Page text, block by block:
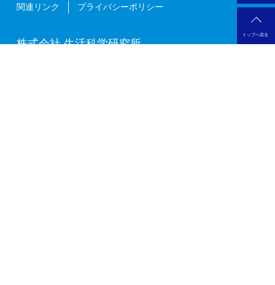
トップへ戻る
関連リンク プライバシーポリシー
株式会社 生活科学研究所